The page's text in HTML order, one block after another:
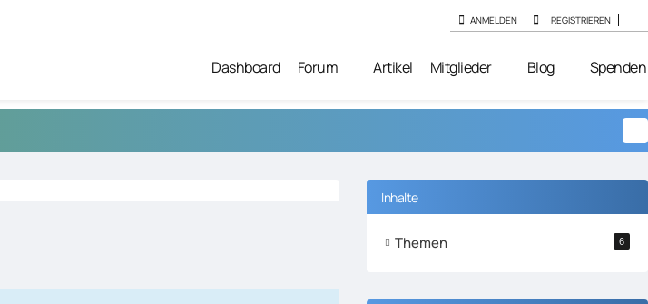
Dashboard Forum Artikel Mitglieder Blog Spenden
ANMELDEN REGISTRIEREN
Inhalte
Themen 6